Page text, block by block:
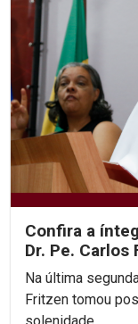
Confira a
Dr. Pe. Carlos
Na última
Fritzen tomou
solenidade...